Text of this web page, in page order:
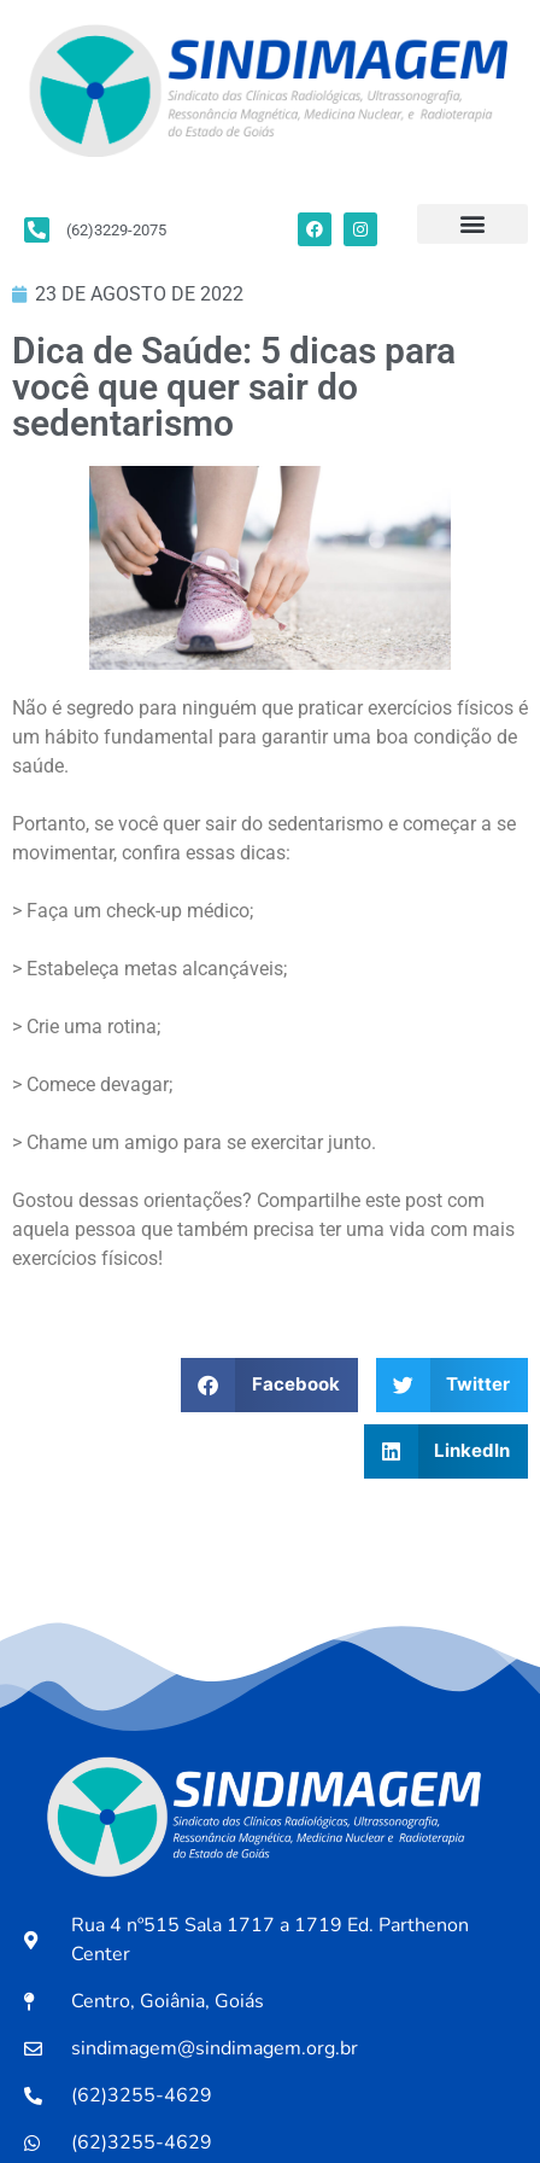
(62)3229-2075
23 DE AGOSTO DE 2022
Dica de Saúde: 5 dicas para
você que quer sair do
sedentarismo
Não é segredo para ninguém que praticar exercícios físicos é
um hábito fundamental para garantir uma boa condição de
saúde.
Portanto, se você quer sair do sedentarismo e começar a se
movimentar, confira essas dicas:
> Faça um check-up médico;
> Estabeleça metas alcançáveis;
> Crie uma rotina;
> Comece devagar;
> Chame um amigo para se exercitar junto.
Gostou dessas orientações? Compartilhe este post com
aquela pessoa que também precisa ter uma vida com mais
exercícios físicos!
Facebook Twitter
LinkedIn
Rua 4 nº515 Sala 1717 a 1719 Ed. Parthenon
Center
Centro, Goiânia, Goiás
sindimagem@sindimagem.org.br
(62)3255-4629
(62)3255-4629